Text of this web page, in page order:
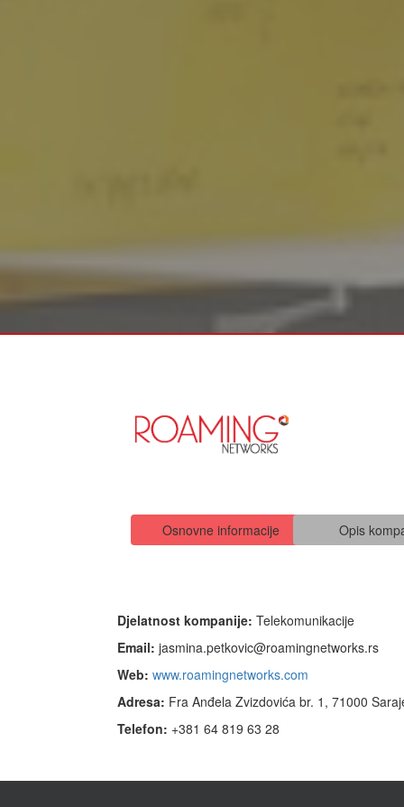
Osnovne informacije Opis
Djelatnost kompanije: Telekomunikacije
Email: jasmina.petkovic@roamingnetworks.rs
Web: www.roamingnetworks.com
Adresa: Fra Anđela Zvizdovića br. 1, 71000
Telefon: +381 64 819 63 28